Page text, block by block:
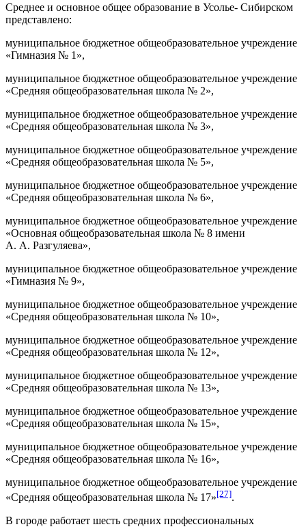
Среднее и основное общее образование в Усолье- Сибирском
представлено:
муниципальное бюджетное общеобразовательное учреждение
«Гимназия № 1»,
муниципальное бюджетное общеобразовательное учреждение
«Средняя общеобразовательная школа № 2»,
муниципальное бюджетное общеобразовательное учреждение
«Средняя общеобразовательная школа № 3»,
муниципальное бюджетное общеобразовательное учреждение
«Средняя общеобразовательная школа № 5»,
муниципальное бюджетное общеобразовательное учреждение
«Средняя общеобразовательная школа № 6»,
муниципальное бюджетное общеобразовательное учреждение
«Основная общеобразовательная школа № 8 имени
А. А. Разгуляева»,
муниципальное бюджетное общеобразовательное учреждение
«Гимназия № 9»,
муниципальное бюджетное общеобразовательное учреждение
«Средняя общеобразовательная школа № 10»,
муниципальное бюджетное общеобразовательное учреждение
«Средняя общеобразовательная школа № 12»,
муниципальное бюджетное общеобразовательное учреждение
«Средняя общеобразовательная школа № 13»,
муниципальное бюджетное общеобразовательное учреждение
«Средняя общеобразовательная школа № 15»,
муниципальное бюджетное общеобразовательное учреждение
«Средняя общеобразовательная школа № 16»,
муниципальное бюджетное общеобразовательное учреждение
«Средняя общеобразовательная школа № 17»[27].
В городе работает шесть средних профессиональных